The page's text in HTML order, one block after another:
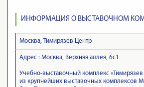
ИНФОРМАЦИЯ О ВЫСТАВОЧНОМ
Москва, Тимирязев Центр
Адрес : Москва, Верхняя аллея, 6с1
Учебно-выставочный комплекс
из крупнейших выставочных комплексов